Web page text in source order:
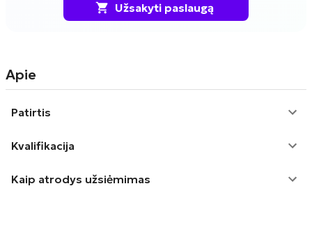
Užsakyti paslaugą
Apie
Patirtis
Kvalifikacija
Kaip atrodys užsiėmimas